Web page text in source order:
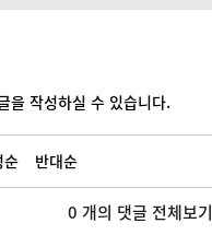
을 작성하실 수 있습니다.
순 반대순
0 개의 댓글 전체보기